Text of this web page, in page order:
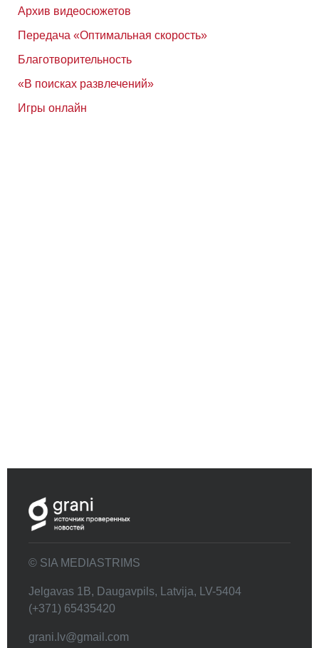
Архив видеосюжетов
Передача «Оптимальная скорость»
Благотворительность
«В поисках развлечений»
Игры онлайн
© SIA MEDIASTRIMS
Jelgavas 1B, Daugavpils, Latvija, LV-5404
(+371) 65435420
grani.lv@gmail.com